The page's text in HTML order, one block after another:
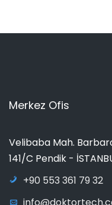
Merkez Ofis
Velibaba Mah.
141/C Pendik -
+90 553 361 79 32